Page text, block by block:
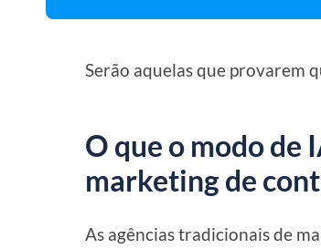
Serão aquelas que provarem
O que o modo de
marketing de
As agências tradicionais de